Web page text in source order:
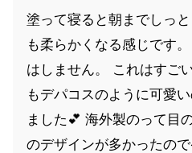
塗って寝ると朝までしっ
も柔らかくなる感じです
はしません。 これはすご
もデパコスのように可愛
ました💕 海外製のって目
のデザインが多かったの